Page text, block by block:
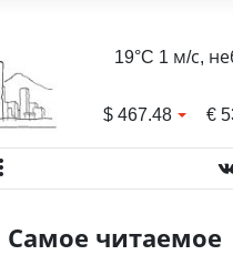
19°C 1 м/с,
$467.48 €
Самое читаемое